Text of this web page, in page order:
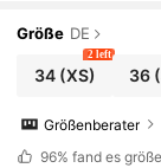
Größe DE
34(XS)
2 left
36
Größenberater
96% fand es